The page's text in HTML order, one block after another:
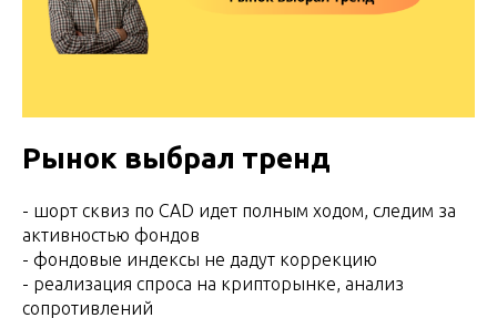
Рынок выбрал тренд
- шорт сквиз по CAD идет полным ходом, следим за
активностью фондов
- фондовые индексы не дадут коррекцию
- реализация спроса на крипторынке, анализ
сопротивлений